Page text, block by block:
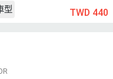
型 TWD 440